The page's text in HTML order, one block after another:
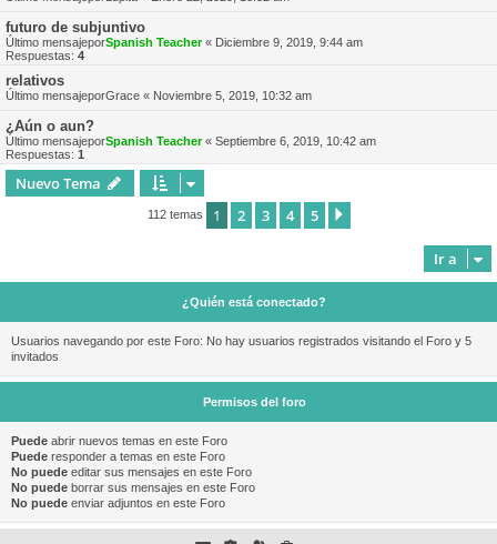
futuro de subjuntivo
Último mensajeporSpanish Teacher« Diciembre 9, 2019, 9:44 am
Respuestas: 4
relativos
Último mensajeporGrace « Noviembre 5, 2019, 10:32 am
¿Aún o aun?
Último mensajeporSpanish Teacher« Septiembre 6, 2019, 10:42 am
Respuestas: 1
Nuevo Tema
112 temas 1 2 3 4 5
Ir a
¿Quién está conectado?
Usuarios navegando por este Foro: No hay usuarios registrados visitando el Foro y 5
invitados
Permisos del foro
Puede abrir nuevos temas en este Foro
Puede responder a temas en este Foro
No puede editar sus mensajes en este Foro
No puede borrar sus mensajes en este Foro
No puede enviar adjuntos en este Foro